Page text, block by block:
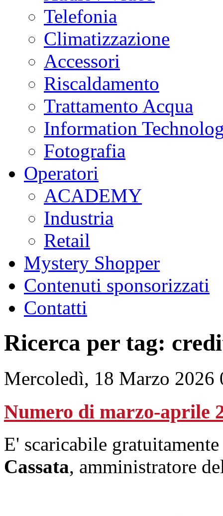
Telefonia
Climatizzazione
Accessori
Riscaldamento
Trattamento Acqua
Information
Fotografia
Operatori
ACADEMY
Industria
Retail
Mystery Shopper
Contenuti sponsorizzati
Contatti
Ricerca per tag:
Mercoledì, 18 Marzo 2026
Numero di marzo-aprile
E' scaricabile
Cassata, amministratore